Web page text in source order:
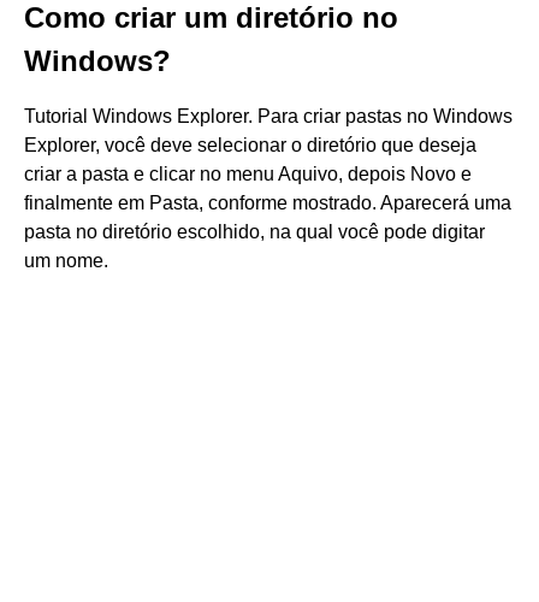
Como criar um diretório no
Windows?
Tutorial Windows Explorer. Para criar pastas no Windows
Explorer, você deve selecionar o diretório que deseja
criar a pasta e clicar no menu Aquivo, depois Novo e
finalmente em Pasta, conforme mostrado. Aparecerá uma
pasta no diretório escolhido, na qual você pode digitar
um nome.